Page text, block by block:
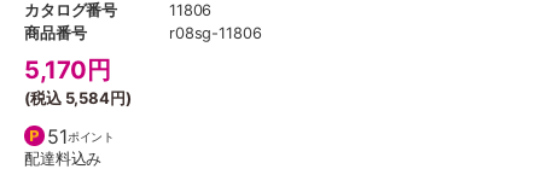
カタログ番号
11806
商品番号
r08sg-11806
5,170 円
(税込 5,584円)
51ポイント
配達料込み